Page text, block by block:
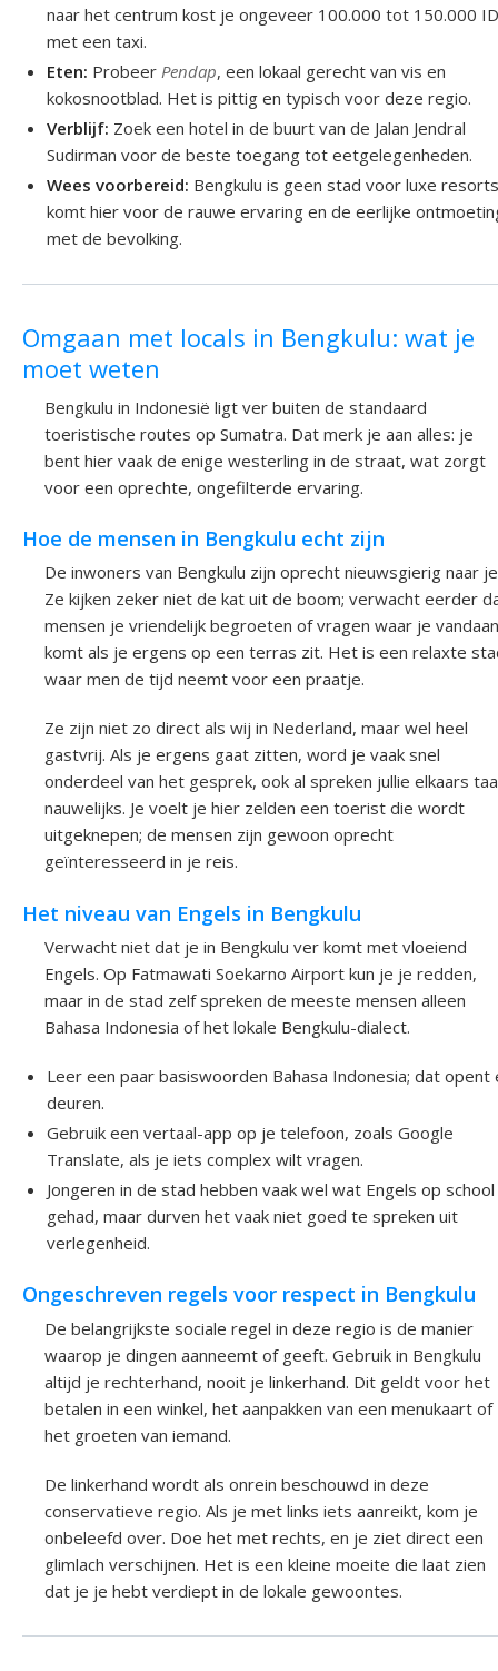
naar het centrum kost je ongeveer 100.000 tot 150.000
met een taxi.
Eten: Probeer Pendap, een lokaal gerecht van vis en
kokosnootblad. Het is pittig en typisch voor deze regio.
Verblijf: Zoek een hotel in de buurt van de Jalan Jendral
Sudirman voor de beste toegang tot eetgelegenheden.
Wees voorbereid: Bengkulu is geen stad voor luxe
komt hier voor de rauwe ervaring en de eerlijke
met de bevolking.
Omgaan met locals in Bengkulu: wat je
moet weten
Bengkulu in Indonesië ligt ver buiten de standaard
toeristische routes op Sumatra. Dat merk je aan alles: je
bent hier vaak de enige westerling in de straat, wat zorgt
voor een oprechte, ongefilterde ervaring.
Hoe de mensen in Bengkulu echt zijn
De inwoners van Bengkulu zijn oprecht nieuwsgierig naar
Ze kijken zeker niet de kat uit de boom; verwacht eerder
mensen je vriendelijk begroeten of vragen waar je vandaan
komt als je ergens op een terras zit. Het is een relaxte
waar men de tijd neemt voor een praatje.
Ze zijn niet zo direct als wij in Nederland, maar wel heel
gastvrij. Als je ergens gaat zitten, word je vaak snel
onderdeel van het gesprek, ook al spreken jullie elkaars
nauwelijks. Je voelt je hier zelden een toerist die wordt
uitgeknepen; de mensen zijn gewoon oprecht
geïnteresseerd in je reis.
Het niveau van Engels in Bengkulu
Verwacht niet dat je in Bengkulu ver komt met vloeiend
Engels. Op Fatmawati Soekarno Airport kun je je redden,
maar in de stad zelf spreken de meeste mensen alleen
Bahasa Indonesia of het lokale Bengkulu-dialect.
Leer een paar basiswoorden Bahasa Indonesia; dat opent
deuren.
Gebruik een vertaal-app op je telefoon, zoals Google
Translate, als je iets complex wilt vragen.
Jongeren in de stad hebben vaak wel wat Engels op school
gehad, maar durven het vaak niet goed te spreken uit
verlegenheid.
Ongeschreven regels voor respect in Bengkulu
De belangrijkste sociale regel in deze regio is de manier
waarop je dingen aanneemt of geeft. Gebruik in Bengkulu
altijd je rechterhand, nooit je linkerhand. Dit geldt voor het
betalen in een winkel, het aanpakken van een menukaart of
het groeten van iemand.
De linkerhand wordt als onrein beschouwd in deze
conservatieve regio. Als je met links iets aanreikt, kom je
onbeleefd over. Doe het met rechts, en je ziet direct een
glimlach verschijnen. Het is een kleine moeite die laat zien
dat je je hebt verdiept in de lokale gewoontes.